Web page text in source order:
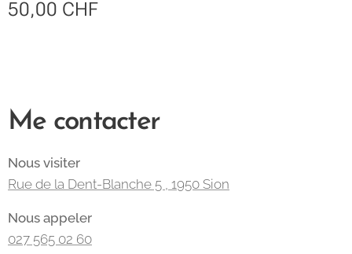
50,00 CHF
Me contacter
Nous visiter
Rue de la Dent-Blanche 5 , 1950 Sion
Nous appeler
027 565 02 60